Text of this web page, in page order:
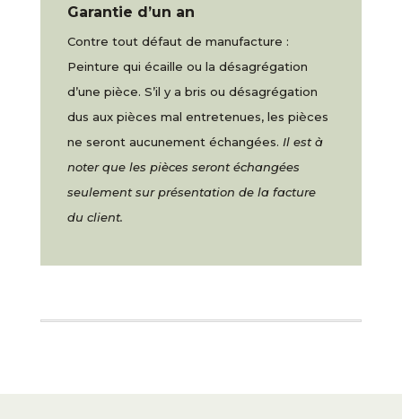
Garantie d’un an
Contre tout défaut de manufacture :
Peinture qui écaille ou la désagrégation
d’une pièce. S’il y a bris ou désagrégation
dus aux pièces mal entretenues, les pièces
ne seront aucunement échangées. Il est à
noter que les pièces seront échangées
seulement sur présentation de la facture
du client.